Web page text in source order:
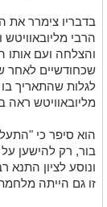
הרבי
והצלחה ועם אותו
שכחודשיים לאחר
מליובאוויטש ראה
הוא סיפר כי
בור, רק להישען
ונוסע לציון התנא
זו גם הייתה